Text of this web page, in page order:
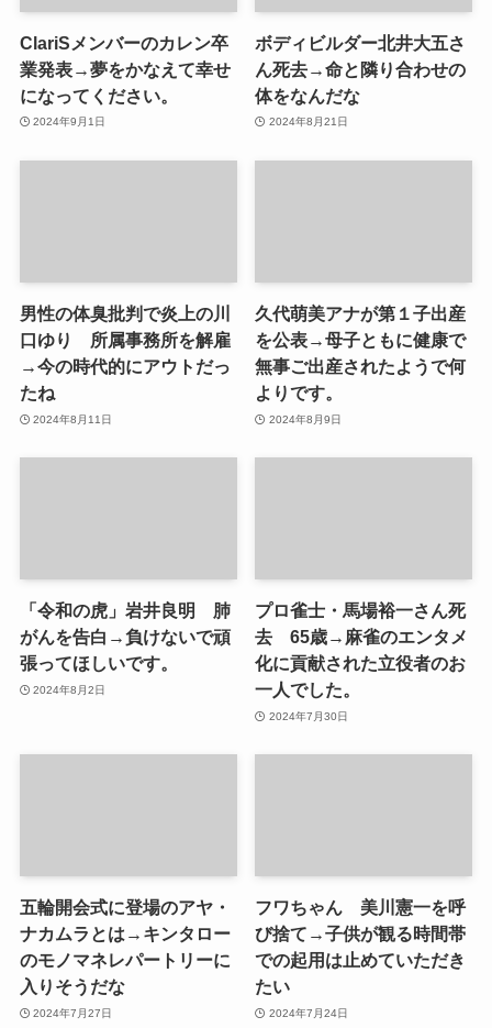
ClariSメンバーのカレン卒
業発表→夢をかなえて幸せ
になってください。
2024年9月1日
ボディビルダー北井大五さ
ん死去→命と隣り合わせの
体をなんだな
2024年8月21日
男性の体臭批判で炎上の川
口ゆり 所属事務所を解雇
→今の時代的にアウトだっ
たね
2024年8月11日
久代萌美アナが第１子出産
を公表→母子ともに健康で
無事ご出産されたようで何
よりです。
2024年8月9日
「令和の虎」岩井良明 肺
がんを告白→負けないで頑
張ってほしいです。
2024年8月2日
プロ雀士・馬場裕一さん死
去 65歳→麻雀のエンタメ
化に貢献された立役者のお
一人でした。
2024年7月30日
五輪開会式に登場のアヤ・
ナカムラとは→キンタロー
のモノマネレパートリーに
入りそうだな
2024年7月27日
フワちゃん 美川憲一を呼
び捨て→子供が観る時間帯
での起用は止めていただき
たい
2024年7月24日